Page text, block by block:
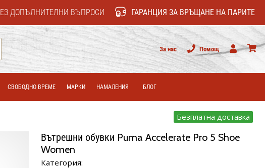
ДОПЪЛНИТЕЛНИ ВЪПРОСИ ГАРАНЦИЯ ЗА ВРЪЩАНЕ НА ПАРИТЕ
За нас
Помощ
Потребител
СВОБОДНО ВРЕМЕ МАРКИ НАМАЛЕНИЯ БЛОГ
Безплатна доставка
Вътрешни обувки Puma Accelerate Pro 5 Shoe
Women
Категория: